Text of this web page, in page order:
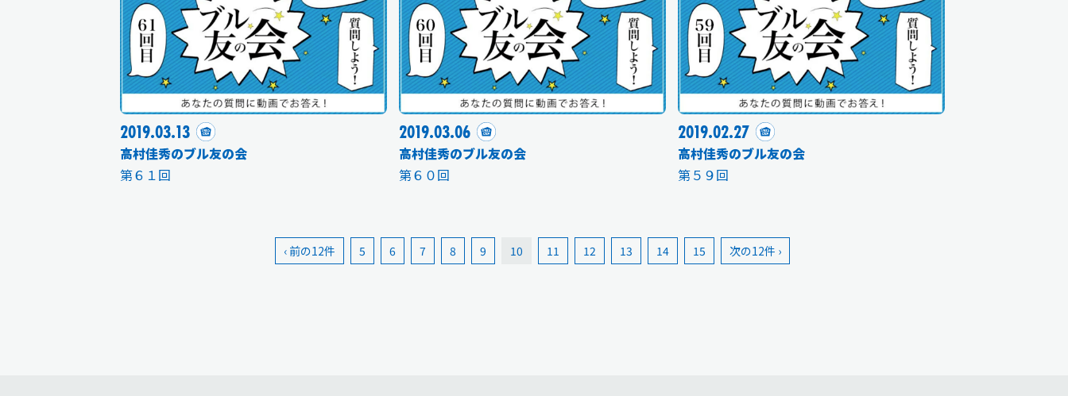
2019.03.13
高村佳秀のブル友の会
第６１回
2019.03.06
高村佳秀のブル友の会
第６０回
2019.02.27
高村佳秀のブル友の会
第５９回
‹ 前の12件 5 6 7 8 9 10 11 12 13 14 15 次の12件 ›